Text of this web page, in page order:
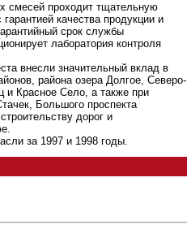
смесей проходит тщательную
качества продукции и
срок службы
лаборатория контроля
внесли значительный вклад в
района озера Долгое, Северо-
и Красное Село, а также при
Большого проспекта
дорог и
за 1997 и 1998 годы.